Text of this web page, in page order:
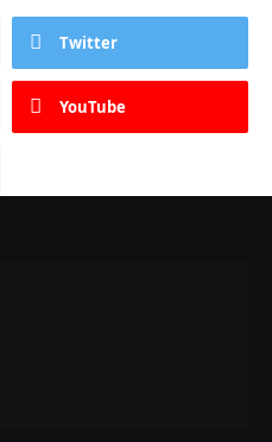
Twitter
YouTube